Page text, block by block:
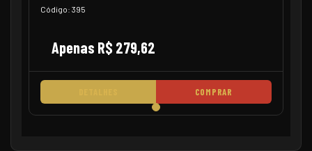
Código: 395
Apenas R$ 279,62
COMPRAR